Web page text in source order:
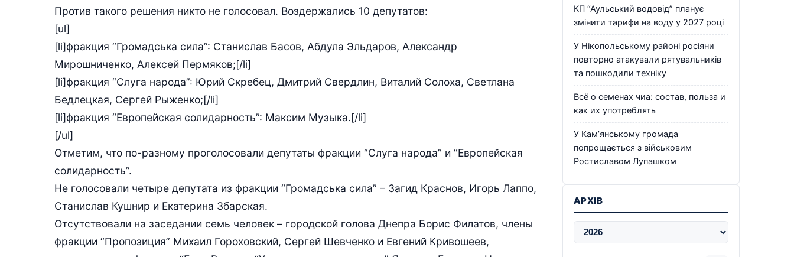
Против такого решения никто не голосовал. Воздержались 10 депутатов:
[ul]
[li]фракция “Громадська сила”: Станислав Басов, Абдула Эльдаров, Александр
Мирошниченко, Алексей Пермяков;[/li]
[li]фракция “Слуга народа”: Юрий Скребец, Дмитрий Свердлин, Виталий Солоха, Светлана
Бедлецкая, Сергей Рыженко;[/li]
[li]фракция “Европейская солидарность”: Максим Музыка.[/li]
[/ul]
Отметим, что по-разному проголосовали депутаты фракции “Слуга народа” и “Европейская
солидарность”.
Не голосовали четыре депутата из фракции “Громадська сила” – Загид Краснов, Игорь Лаппо,
Станислав Кушнир и Екатерина Збарская.
Отсутствовали на заседании семь человек – городской голова Днепра Борис Филатов, члены
фракции “Пропозиция” Михаил Гороховский, Сергей Шевченко и Евгений Кривошеев,
КП “Аульський водовід” планує
змінити тарифи на воду у 2027 році
У Нікопольському районі росіяни
повторно атакували рятувальників
та пошкодили техніку
Всё о семенах чиа: состав, польза и
как их употреблять
У Кам’янському громада
попрощається з військовим
Ростиславом Лупашком
АРХІВ